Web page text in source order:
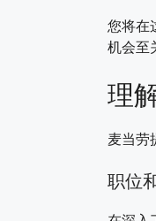
您将在
机会至
理
麦当劳
职位